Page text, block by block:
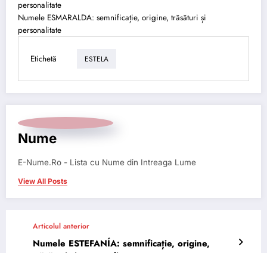
personalitate
Numele ESMARALDA: semnificație, origine, trăsături și
personalitate
Etichetă ESTELA
Nume
E-Nume.Ro - Lista cu Nume din Intreaga Lume
View All Posts
Articolul anterior
Numele ESTEFANÍA: semnificație, origine,